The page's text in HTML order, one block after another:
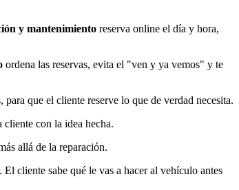
y mantenimiento reserva online el día y hora,
ordena las reservas, evita el "ven y ya vemos" y te
que el cliente reserve lo que de verdad necesita.
con la idea hecha.
allá de la reparación.
cliente sabe qué le vas a hacer al vehículo antes